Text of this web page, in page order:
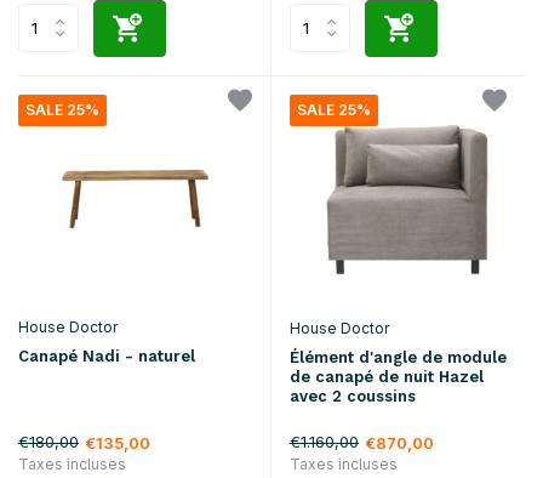
SALE 25%
House Doctor
Canapé Nadi - naturel
€180,00 €135,00
Taxes incluses
SALE 25%
House Doctor
Élément d'angle de module
de canapé de nuit Hazel
avec 2 coussins
€1.160,00 €870,00
Taxes incluses